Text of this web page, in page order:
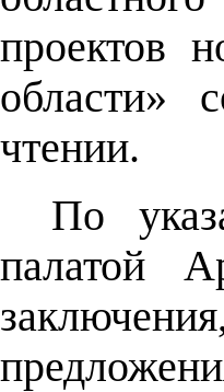
проектов
области»
чтении.
По
палатой